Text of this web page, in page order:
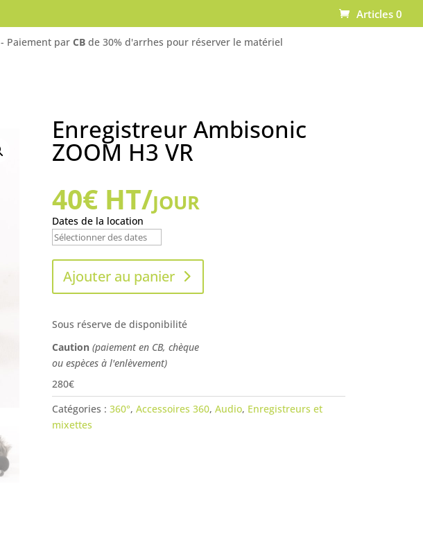
Articles 0
- Paiement par CB de 30% d'arrhes pour réserver le matériel
Enregistreur Ambisonic
ZOOM H3 VR
40€ HT/jour
Dates de la location
Ajouter au panier
Sous réserve de disponibilité
Caution (paiement en CB, chèque
ou espèces à l'enlèvement)
280€
Catégories :360°,Accessoires 360,Audio, Enregistreurs et
mixettes